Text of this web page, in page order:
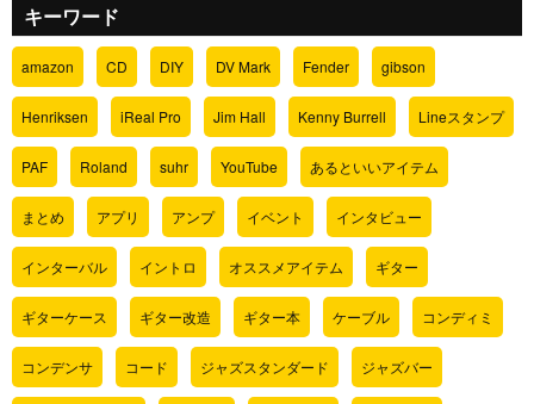
キーワード
amazon CD DIY DV Mark Fender gibson
Henriksen iReal Pro Jim Hall Kenny Burrell Lineスタンプ
PAF Roland suhr YouTube あるといいアイテム
まとめ アプリ アンプ イベント インタビュー
インターバル イントロ オススメアイテム ギター
ギターケース ギター改造 ギター本 ケーブル コンディミ
コンデンサ コード ジャズスタンダード ジャズバー